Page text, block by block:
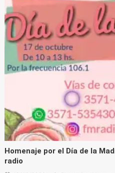
Homenaje por el Día de la
radio